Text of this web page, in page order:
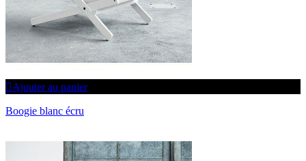
Ajouter au panier
Boogie blanc écru